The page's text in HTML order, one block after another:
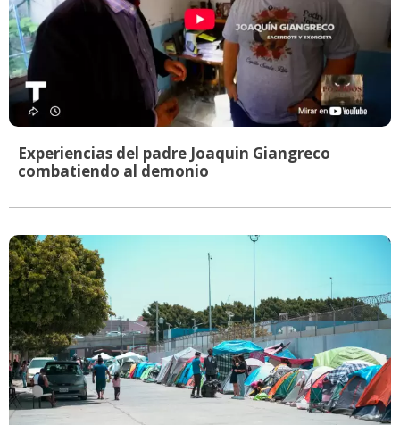
Experiencias del padre Joaquin Giangreco
combatiendo al demonio